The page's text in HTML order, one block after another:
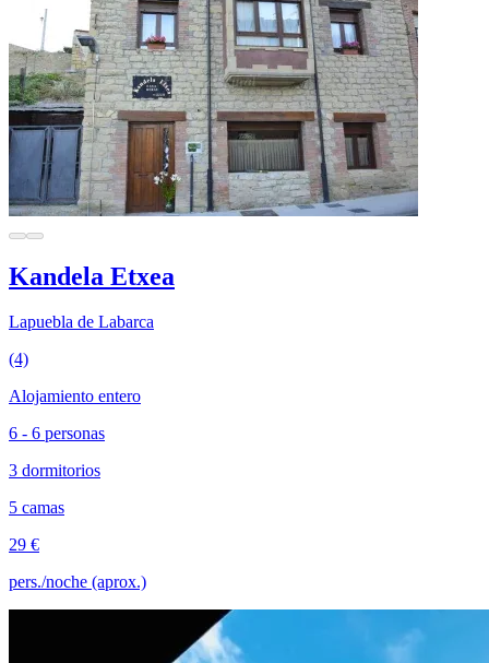
Kandela Etxea
Lapuebla de Labarca
(4)
Alojamiento entero
6 - 6 personas
3 dormitorios
5 camas
29 €
pers./noche (aprox.)